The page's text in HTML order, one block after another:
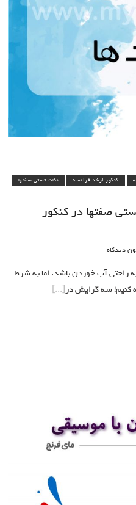
کنکور ارشد فرانسه
نکات تستی صفتها
صفتها در کنکور
دیدگاه
راحتی آب خوردن باشد. اما به شرط
کنیم! سه گرایش در